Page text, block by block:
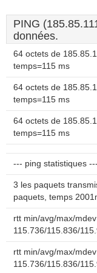
PING
données.
64 octets de
temps=115 ms
64 octets de
temps=115 ms
64 octets de
temps=115 ms
--- ping statistiques ---
3 les paquets
paquets, temps
rtt min/avg/max/
115.736/115.836/
rtt min/avg/max/
115.736/115.836/